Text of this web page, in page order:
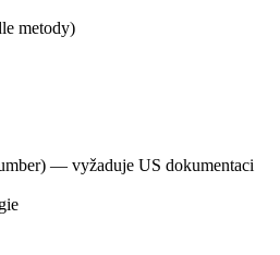
metody)
— vyžaduje US dokumentaci